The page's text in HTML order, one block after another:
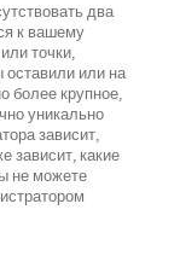
два
к вашему
точки,
или на
более крупное,
уникально
зависит,
зависит, какие
не можете